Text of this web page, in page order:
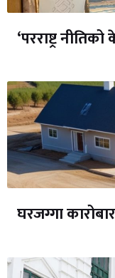
‘परराष्ट्र
घरजग्गा